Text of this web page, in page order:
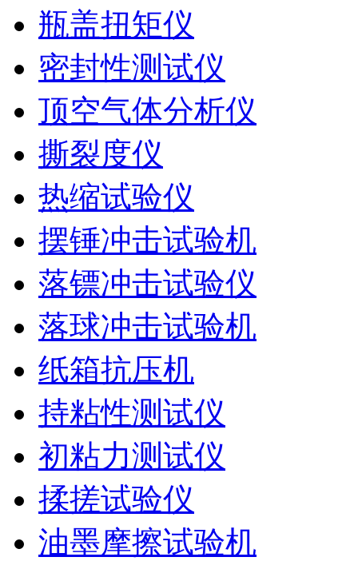
瓶盖扭矩仪
密封性测试仪
顶空气体分析仪
撕裂度仪
热缩试验仪
摆锤冲击试验机
落镖冲击试验仪
落球冲击试验机
纸箱抗压机
持粘性测试仪
初粘力测试仪
揉搓试验仪
油墨摩擦试验机